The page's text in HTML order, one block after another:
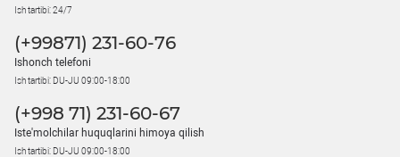
Ish tartibi: 24/7
(+99871) 231-60-76
Ishonch telefoni
Ish tartibi: DU-JU 09:00-18:00
(+998 71) 231-60-67
Iste'molchilar huquqlarini himoya qilish
Ish tartibi: DU-JU 09:00-18:00